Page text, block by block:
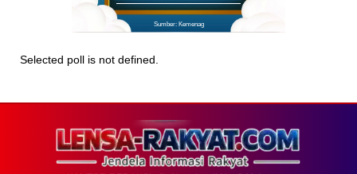
Sumber: Kemenag
Selected poll is not defined.